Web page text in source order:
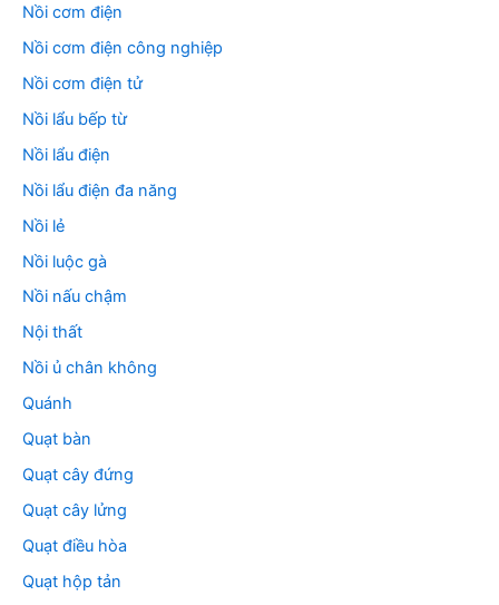
Nồi cơm điện
Nồi cơm điện công nghiệp
Nồi cơm điện tử
Nồi lẩu bếp từ
Nồi lẩu điện
Nồi lẩu điện đa năng
Nồi lẻ
Nồi luộc gà
Nồi nấu chậm
Nội thất
Nồi ủ chân không
Quánh
Quạt bàn
Quạt cây đứng
Quạt cây lửng
Quạt điều hòa
Quạt hộp tản